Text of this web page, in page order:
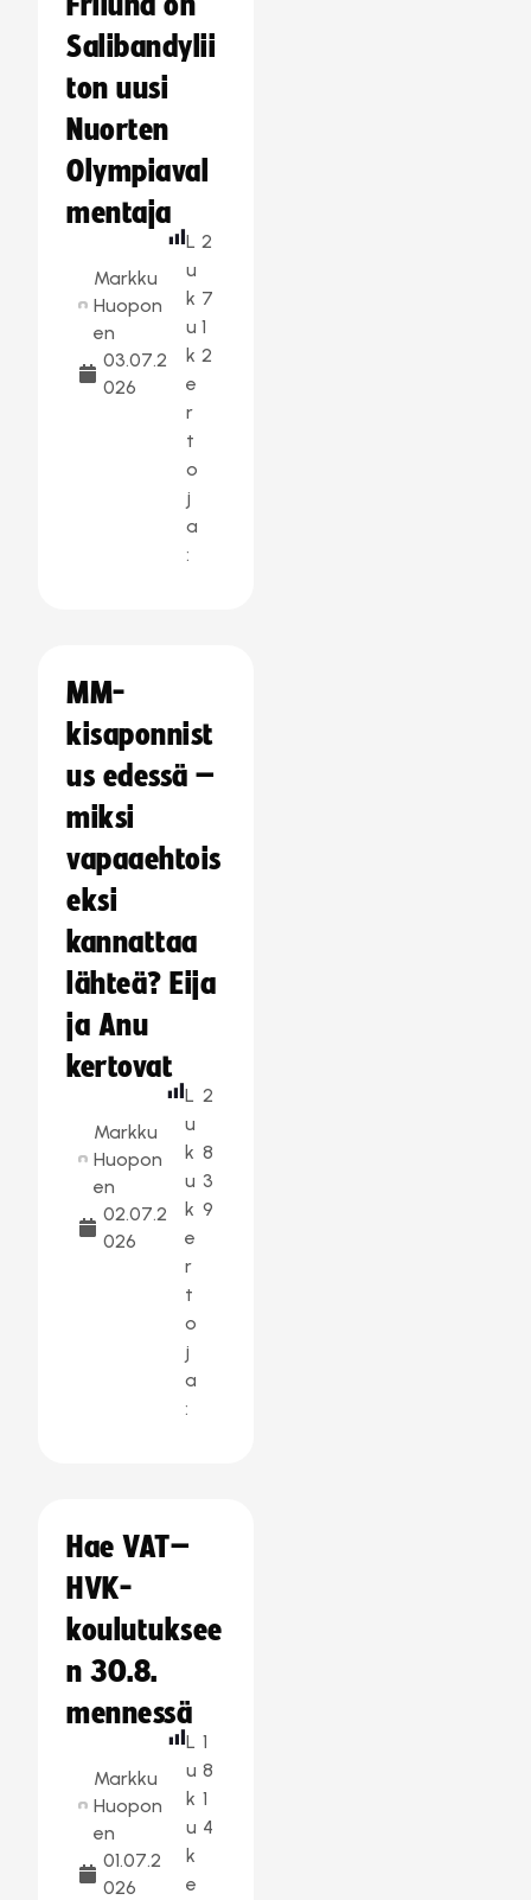
Salibandylii
ton uusi
Nuorten
Olympiaval
mentaja
Markku
Huopon
en
03.07.2
026
L
u
k
u
k
e
r
t
o
j
a
:
2
7
1
2
MM-
kisaponnist
us edessä –
miksi
vapaaehtois
eksi
kannattaa
lähteä? Eija
ja Anu
kertovat
Markku
Huopon
en
02.07.2
026
L
u
k
u
k
e
r
t
o
j
a
:
2
8
3
9
Hae VAT–
HVK-
koulutuksee
n 30.8.
mennessä
Markku
Huopon
en
01.07.2
026
L
u
k
u
k
e
1
8
1
4